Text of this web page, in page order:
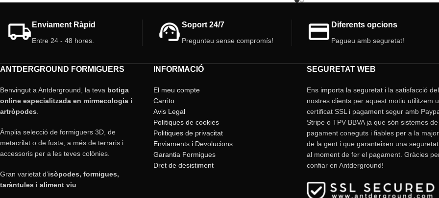
connector i tapa vermella. Perfecte per a un
Característiques:
Caixa de Foratge: 10x10 cm.
Connector modular: Sí
1 Formiguer modular 3D 10x20 (cm).
2 Connectors modulars.
per tenir la teva colònia de formigues.
1 Formiguer modular 3D (all in one) (10x10).
1 Tapa vermella per a formiguer.
1 Connector modular.
Enviament Ràpid
Entre 24 - 48 hores.
Soport 24/7
Pregunteu sense compromís!
Diferents opcions
Pagueu amb seguretat!
ANTDERGROUND FORMIGUERS
Benvingut a Antderground, la teva botiga
online especialitzada en mirmecologia i
artròpodes
Àmplia selecció de formiguers 3D, de
metacrilat o de fusta, a més de terraris i
accessoris per a les teves colònies.
Gran varietat d’isòpodes, formigues,
taràntules i aliment viu
INFORMACIÓ
El meu compte
Carrito
Avis Legal
Polítiques de cookies
Politiques de privacitat
Enviaments i Devolucions
Garantia Formigues
Dret de desistiment
SEGURETAT WEB
Ens importa la seguretat i la satisfacció
nostres clients per aquest motiu utilitzem
certificat SSL i pagament segur amb
Stripe o TPV BBVA ja que són sistemes de
pagament coneguts i fiables per a la
de la gent i que garanteixen una seguretat
al moment de fer el pagament. Gràcies
confiar en Antderground!